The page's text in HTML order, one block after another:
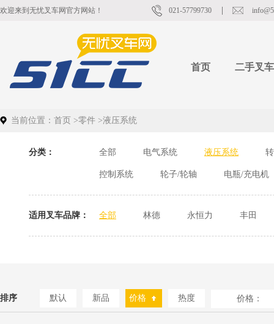
欢迎来到无忧叉车网官方网站！ 021-57799730
首页 二手叉车
当前位置： 首页 >零件 >液压系统
分类： 全部 电气系统 液压系统
控制系统 轮子/轮轴 电瓶/充电机
适用叉车品牌： 全部 林德 永恒力 丰田
排序 默认 新品 价格 热度 价格：